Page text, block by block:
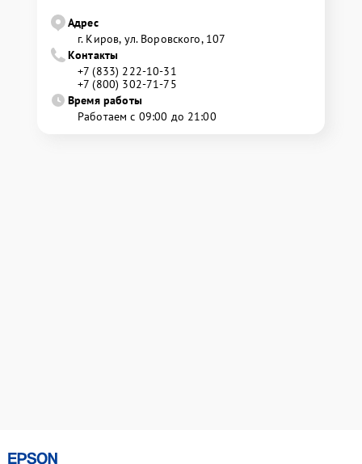
Адрес
г. Киров, ул. Воровского, 107
Контакты
+7 (833) 222-10-31
+7 (800) 302-71-75
Время работы
Работаем с 09:00 до 21:00